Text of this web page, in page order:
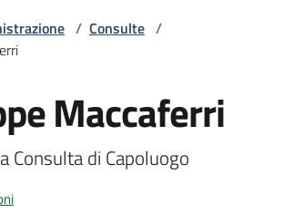
/ Consulte /
Maccaferri
Consulta di Capoluogo